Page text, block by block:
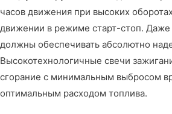
часов движения при высоких
движении в режиме старт-стоп. Даже
должны обеспечивать абсолютно
Высокотехнологичные свечи
сгорание с минимальным выбросом
оптимальным расходом топлива.